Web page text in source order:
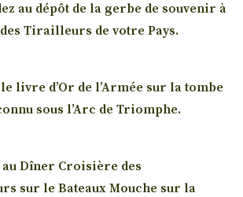
au dépôt de la gerbe de souvenir à
Tirailleurs de votre Pays.
livre d’Or de l’Armée sur la tombe
sous l’Arc de Triomphe.
au Dîner Croisière des
sur le Bateaux Mouche sur la